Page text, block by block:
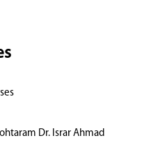
Dr. Israr Ahmad